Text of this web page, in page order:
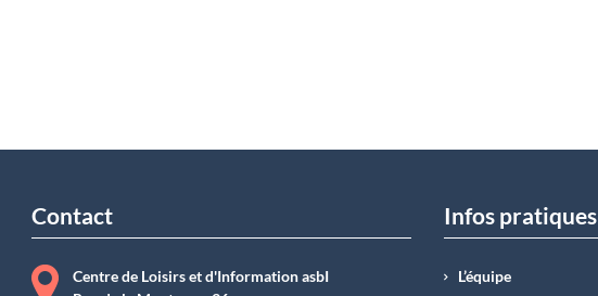
Contact
Centre de Loisirs et d'Information asbI
Infos pratiques
L’équipe